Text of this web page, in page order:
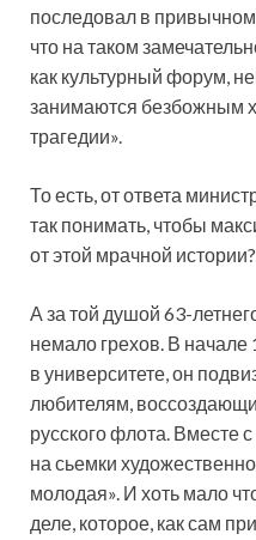
последовал в
что на таком
как культурный форум,
занимаются безбожным
трагедии».
То есть, от ответа
так понимать, чтобы
от этой мрачной истории?
А за той душой 63-
немало грехов. В начале
в университете, он
любителям,
русского флота. Вместе
на сьемки
молодая». И хоть мало
деле, которое, как сам